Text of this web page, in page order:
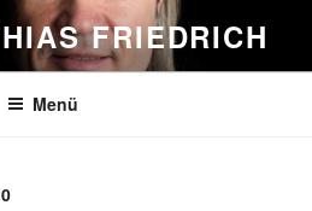
FRIEDRICH
Menü